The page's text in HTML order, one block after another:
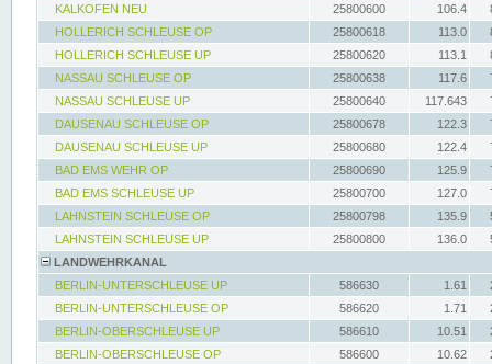
KALKOFEN NEU
25800600 106.4
HOLLERICH SCHLEUSE OP
25800618 113.0
HOLLERICH SCHLEUSE UP
25800620 113.1
NASSAU SCHLEUSE OP
25800638 117.6
NASSAU SCHLEUSE UP
25800640 117.643
DAUSENAU SCHLEUSE OP
25800678 122.3
DAUSENAU SCHLEUSE UP
25800680 122.4
BAD EMS WEHR OP
25800690 125.9
BAD EMS SCHLEUSE UP
25800700 127.0
LAHNSTEIN SCHLEUSE OP
25800798 135.9
LAHNSTEIN SCHLEUSE UP
25800800 136.0
LANDWEHRKANAL
BERLIN-UNTERSCHLEUSE UP
586630 1.61
BERLIN-UNTERSCHLEUSE OP
586620 1.71
BERLIN-OBERSCHLEUSE UP
586610 10.51
BERLIN-OBERSCHLEUSE OP
586600 10.62